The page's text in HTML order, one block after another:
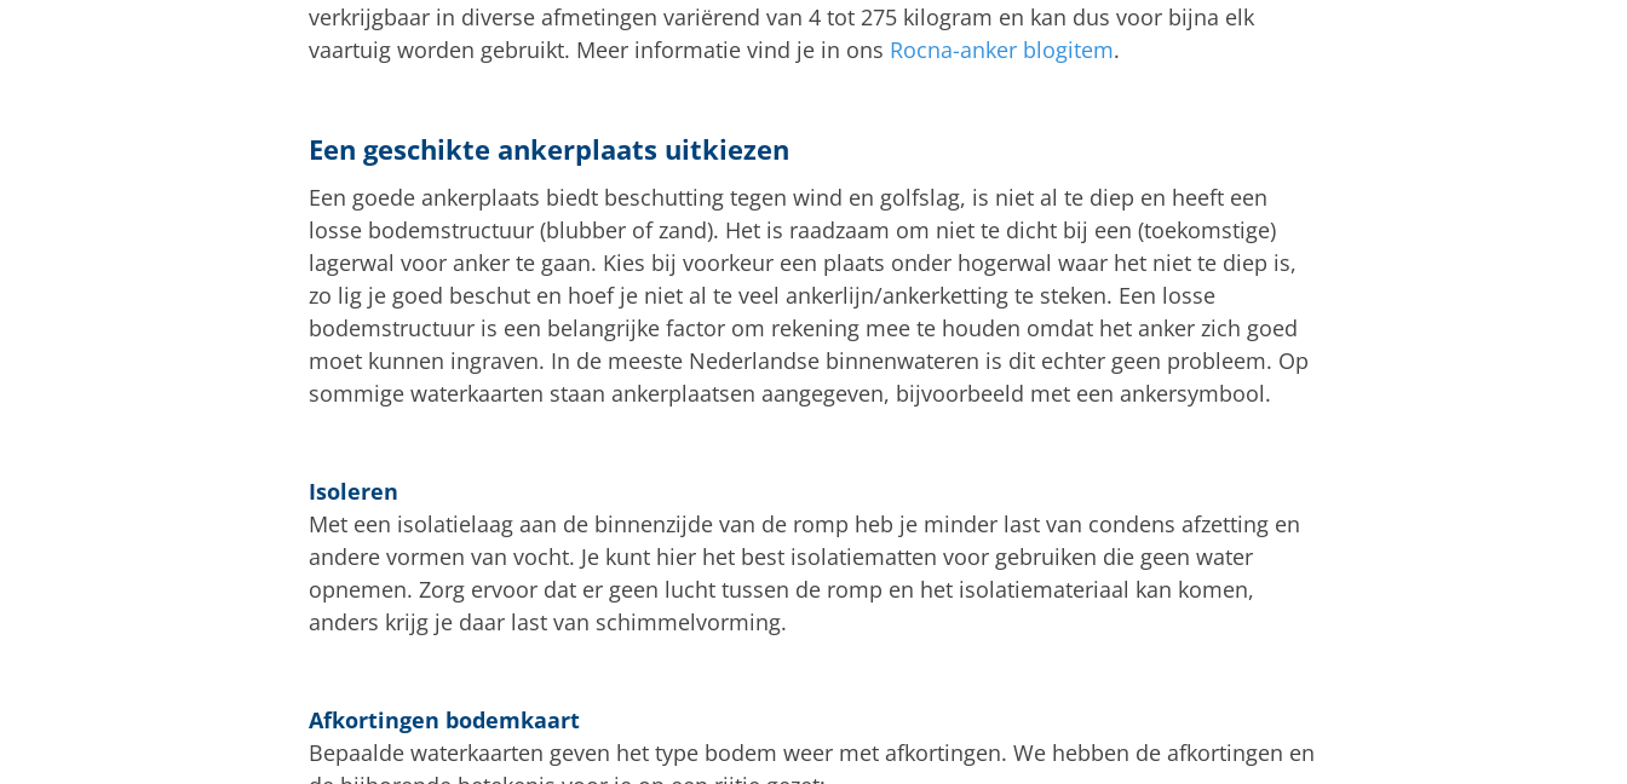
verkrijgbaar in diverse afmetingen variërend van 4 tot 275 kilogram en kan dus voor bijna elk
vaartuig worden gebruikt. Meer informatie vind je in ons Rocna-anker blogitem.
Een geschikte ankerplaats uitkiezen
Een goede ankerplaats biedt beschutting tegen wind en golfslag, is niet al te diep en heeft een
losse bodemstructuur (blubber of zand). Het is raadzaam om niet te dicht bij een (toekomstige)
lagerwal voor anker te gaan. Kies bij voorkeur een plaats onder hogerwal waar het niet te diep is,
zo lig je goed beschut en hoef je niet al te veel ankerlijn/ankerketting te steken. Een losse
bodemstructuur is een belangrijke factor om rekening mee te houden omdat het anker zich goed
moet kunnen ingraven. In de meeste Nederlandse binnenwateren is dit echter geen probleem. Op
sommige waterkaarten staan ankerplaatsen aangegeven, bijvoorbeeld met een ankersymbool.
Isoleren
Met een isolatielaag aan de binnenzijde van de romp heb je minder last van condens afzetting en
andere vormen van vocht. Je kunt hier het best isolatiematten voor gebruiken die geen water
opnemen. Zorg ervoor dat er geen lucht tussen de romp en het isolatiemateriaal kan komen,
anders krijg je daar last van schimmelvorming.
Afkortingen bodemkaart
Bepaalde waterkaarten geven het type bodem weer met afkortingen. We hebben de afkortingen en